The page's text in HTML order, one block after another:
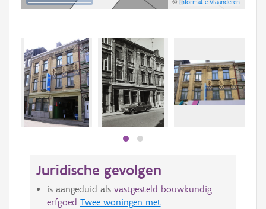
©Informatie Vlaanderen
Juridische gevolgen
is aangeduid als vastgesteld bouwkundig
erfgoed Twee woningen met